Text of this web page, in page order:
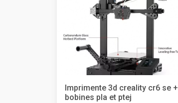
Imprimente 3d creality cr6 se +
bobines pla et ptej